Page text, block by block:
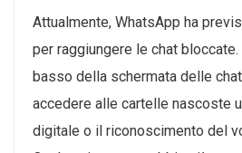
Attualmente, WhatsApp ha
per raggiungere le chat
basso della schermata delle
accedere alle cartelle nascoste
digitale o il riconoscimento del